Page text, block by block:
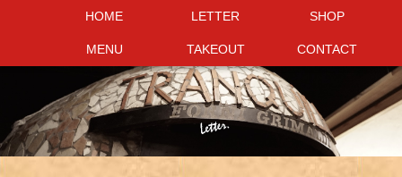
HOME LETTER SHOP
MENU TAKEOUT CONTACT
HOME LETTER SHOP
MENU TAKEOUT CONTACT